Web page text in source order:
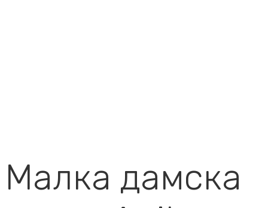
Малка дамска